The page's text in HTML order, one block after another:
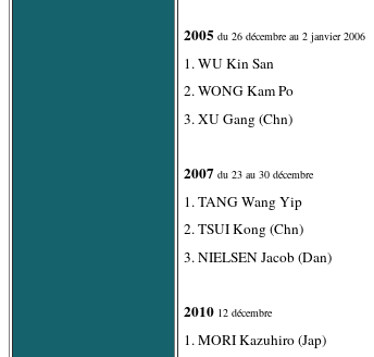
2005 du 26 décembre au 2 janvier 2006
1. WU Kin San
2. WONG Kam Po
3. XU Gang (Chn)
2007 du 23 au 30 décembre
1. TANG Wang Yip
2. TSUI Kong (Chn)
3. NIELSEN Jacob (Dan)
2010 12 décembre
1. MORI Kazuhiro (Jap)